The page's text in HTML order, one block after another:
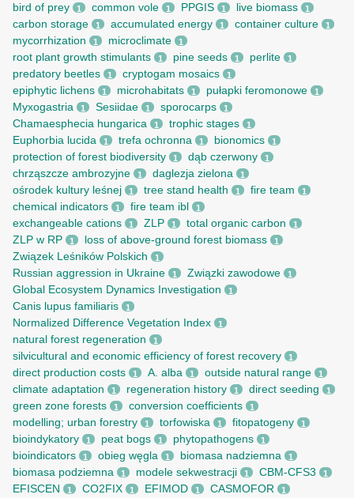
bird of prey 1 common vole 1 PPGIS 1 live biomass 1
carbon storage 1 accumulated energy 1 container culture 1
mycorrhization 1 microclimate 1
root рlant growth stimulants 1 pine seeds 1 perlite 1
predatory beetles 1 cryptogam mosaics 1
epiphytic lichens 1 microhabitats 1 pułapki feromonowe 1
Myxogastria 1 Sesiidae 1 sporocarps 1
Chamaesphecia hungarica 1 trophic stages 1
Euphorbia lucida 1 trefa ochronna 1 bionomics 1
protection of forest biodiversity 1 dąb czerwony 1
chrząszcze ambrozyjne 1 daglezja zielona 1
ośrodek kultury leśnej 1 tree stand health 1 fire team 1
chemical indicators 1 fire team ibl 1
exchangeable cations 1 ZLP 1 total organic carbon 1
ZLP w RP 1 loss of above-ground forest biomass 1
Związek Leśników Polskich 1
Russian aggression in Ukraine 1 Związki zawodowe 1
Global Ecosystem Dynamics Investigation 1
Canis lupus familiaris 1
Normalized Difference Vegetation Index 1
natural forest regeneration 1
silvicultural and economic efficiency of forest recovery 1
direct production costs 1 A. alba 1 outside natural range 1
climate adaptation 1 regeneration history 1 direct seeding 1
green zone forests 1 conversion coefficients 1
modelling; urban forestry 1 torfowiska 1 fitopatogeny 1
bioindykatory 1 peat bogs 1 phytopathogens 1
bioindicators 1 obieg węgla 1 biomasa nadziemna 1
biomasa podziemna 1 modele sekwestracji 1 CBM-CFS3 1
EFISCEN 1 CO2FIX 1 EFIMOD 1 CASMOFOR 1